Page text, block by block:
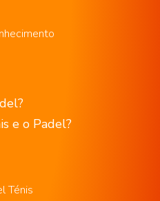
e o Padel?
Ténis